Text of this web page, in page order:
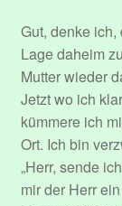
Gut, denke
Lage daheim
Mutter wieder
Jetzt wo ich
kümmere ich
Ort. Ich bin
„Herr, sende
mir der Herr